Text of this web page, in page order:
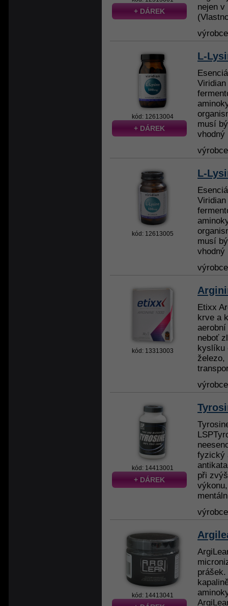
+ DÁREK
nejen v
kód: 12613004
+ DÁREK
L-
musí
vhodný
kód: 12613005
L-
musí
vhodný
kód: 13313003
Etixx
krve a
neboť
kyslíku
železo,
kód: 14413001
+ DÁREK
fyzický
při
kód: 14413041